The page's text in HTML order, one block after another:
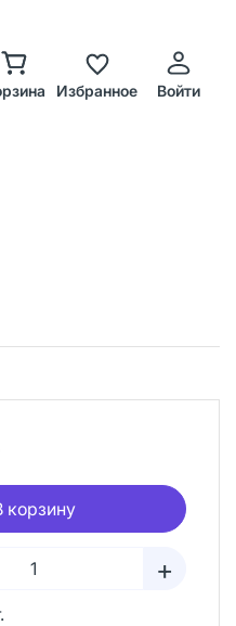
Избранное Войти
корзину
+